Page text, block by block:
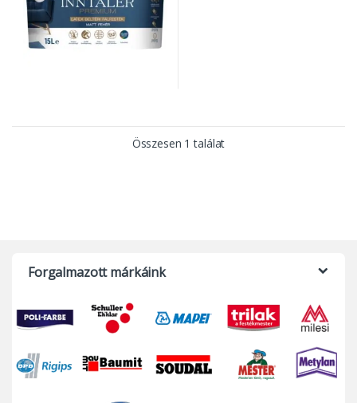
Összesen 1 találat
Forgalmazott márkáink